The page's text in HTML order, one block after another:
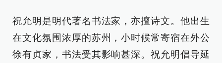
祝允明是明代著名书法家，亦擅诗文。他出生
在文化氛围浓厚的苏州，小时候常寄宿在外公
徐有贞家，书法受其影响甚深。祝允明倡导延